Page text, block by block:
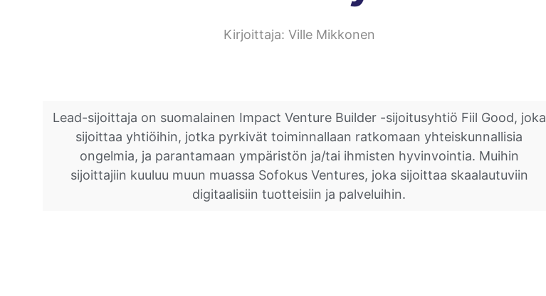
Kirjoittaja: Ville Mikkonen
Lead-sijoittaja on suomalainen Impact Venture Builder -sijoitusyhtiö Fiil Good, joka
sijoittaa yhtiöihin, jotka pyrkivät toiminnallaan ratkomaan yhteiskunnallisia
ongelmia, ja parantamaan ympäristön ja/tai ihmisten hyvinvointia. Muihin
sijoittajiin kuuluu muun muassa Sofokus Ventures, joka sijoittaa skaalautuviin
digitaalisiin tuotteisiin ja palveluihin.